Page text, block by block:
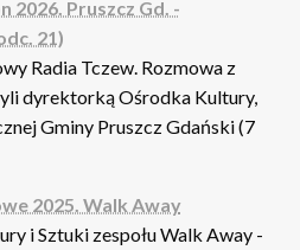
2026. Pruszcz Gd. -
21)
Radia Tczew. Rozmowa z
dyrektorką Ośrodka Kultury,
Gminy Pruszcz Gdański (7
2025. Walk Away
i Sztuki zespołu Walk Away -